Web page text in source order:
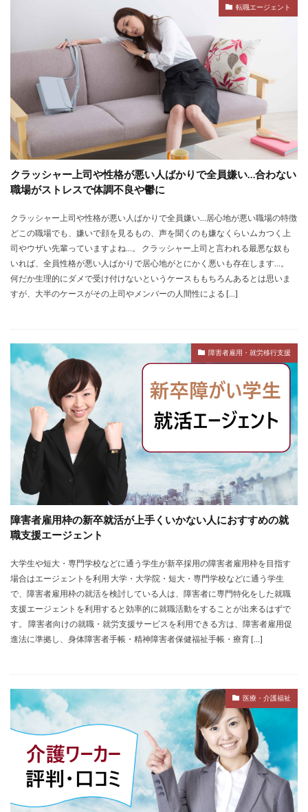
転職エージェント
クラッシャー上司や性格が悪い人ばかりで全員嫌い…合わない
職場がストレスで体調不良や鬱に
クラッシャー上司や性格が悪い人ばかりで全員嫌い…居心地が悪い職場の特徴
どこの職場でも、嫌いで顔を見るもの、声を聞くのも嫌なくらいムカつく上
司やウザい先輩っていますよね…。 クラッシャー上司と言われる最悪な奴も
いれば、全員性格が悪い人ばかりで居心地がとにかく悪いも存在します…。
何だか生理的にダメで受け付けないというケースももちろんあるとは思いま
すが、大半のケースがその上司やメンバーの人間性による […]
障害者雇用・就労移行支援
障害者雇用枠の新卒就活が上手くいかない人におすすめの就
職支援エージェント
大学生や短大・専門学校などに通う学生が新卒採用の障害者雇用枠を目指す
場合はエージェントを利用 大学・大学院・短大・専門学校などに通う学生
で、障害者雇用枠の就活を検討している人は、障害者に専門特化をした就職
支援エージェントを利用すると効率的に就職活動をすることが出来るはずで
す。 障害者向けの就職・就労支援サービスを利用できる方は、障害者雇用促
進法に準拠し、身体障害者手帳・精神障害者保健福祉手帳・療育 […]
医療・介護福祉
ビル設備管理技能士
ファーネットキャリア
ファーマキャリア
ファルマスタッフ
ブラック企業
フリーター
マイナビコメディカル
リアルミーキャリア
マイナビジョブ20's
マイナビパートナーズ紹介
マイナビ介護職
マイナビ薬剤師
ミドルベンチャー
ミラクス介護
メガベンチャー
メドフィット
やばい
やばい会社
ランキング
顔を見るのも嫌